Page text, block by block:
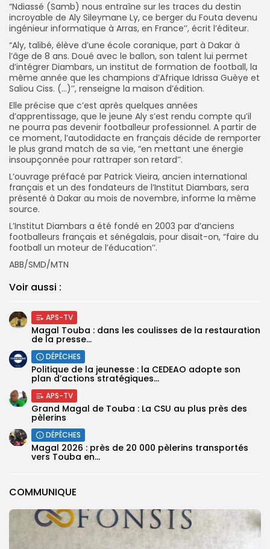
COMMUNIQUE
“Ndiassé (Samb) nous entraîne sur les traces du destin
incroyable de Aly Sileymane Ly, ce berger du Fouta devenu
ingénieur informatique à Arras, en France’’, écrit l’éditeur.
“Aly, talibé, élève d’une école coranique, part à Dakar à
l’âge de 8 ans. Doué avec le ballon, son talent lui permet
d’intégrer Diambars, un institut de formation de football, la
même année que les champions d’Afrique Idrissa Guèye et
Saliou Ciss. (…)’’, renseigne la maison d’édition.
Elle précise que c’est après quelques années
d’apprentissage, que le jeune Aly s’est rendu compte qu’il
ne pourra pas devenir footballeur professionnel. A partir de
ce moment, l’autodidacte en français décide de remporter
le plus grand match de sa vie, “en mettant une énergie
insoupçonnée pour rattraper son retard’’.
L’ouvrage préfacé par Patrick Vieira, ancien international
français et un des fondateurs de l’Institut Diambars, sera
présenté à Dakar au mois de novembre, informe la même
source.
L’Institut Diambars a été fondé en 2003 par d’anciens
footballeurs français et sénégalais, pour disait-on, “faire du
football un moteur de l’éducation’’.
ABB/SMD/MTN
Voir aussi :
APS-TV
Magal Touba : dans les coulisses de la restauration
de la presse...
DÉPÊCHES
Politique de la jeunesse : la CEDEAO adopte son
plan d’actions stratégiques...
APS-TV
Grand Magal de Touba : La CSU au plus près des
pèlerins
DÉPÊCHES
Magal 2026 : près de 20 000 pèlerins transportés
vers Touba en...